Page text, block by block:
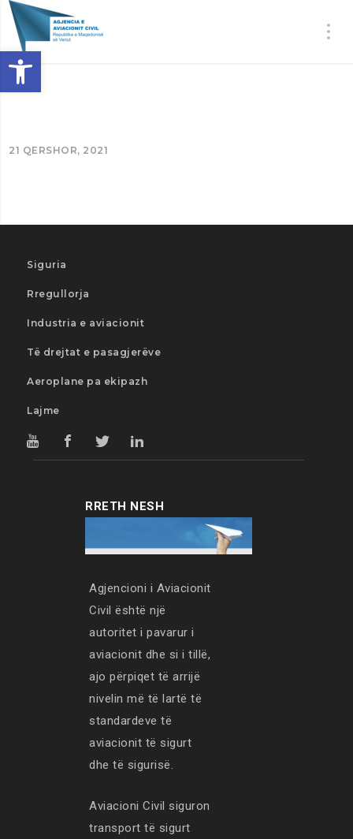
Open toolbar
21 QERSHOR, 2021
Siguria
Rregullorja
Industria e aviacionit
Të drejtat e pasagjerëve
Aeroplane pa ekipazh
Lajme
RRETH NESH
Agjencioni i Aviacionit
Civil është një
autoritet i pavarur i
aviacionit dhe si i tillë,
ajo përpiqet të arrijë
nivelin më të lartë të
standardeve të
aviacionit të sigurt
dhe të sigurisë.
Aviacioni Civil siguron
transport të sigurt